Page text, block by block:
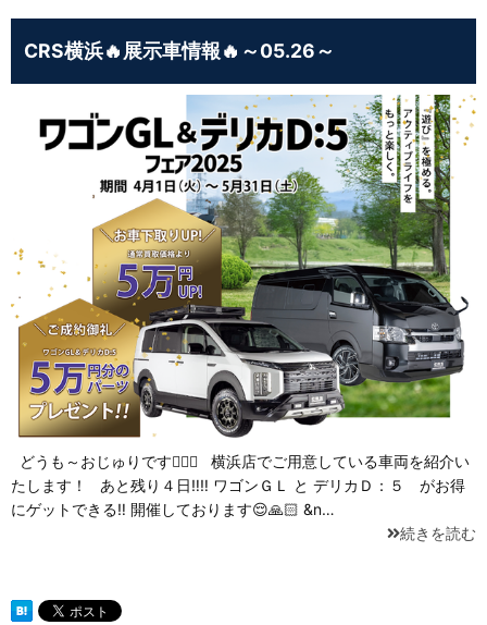
CRS横浜🔥展示車情報🔥～05.26～
どうも～おじゅりです🙋🏻‍♀️ 横浜店でご用意している車両を紹介い
たします！ あと残り４日‼‼ ワゴンＧＬ と デリカＤ：５ がお得
にゲットできる‼ 開催しております😌🙏🏻 &n…
続きを読む